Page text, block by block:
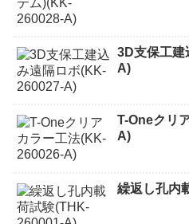
3D支保工
A)
T-Oneクリ
A)
繰返し孔内